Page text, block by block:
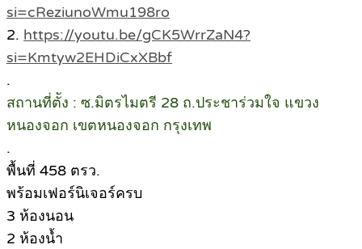
si=cReziunoWmu198ro
2. https://youtu.be/gCK5WrrZaN4?
si=Kmtyw2EHDiCxXBbf
.
สถานที่ตััง : ซ.มิตรไมตรี 28 ถ.ประชาร่วมใจ แขวง
หนองจอก เขตหนองจอก กรุงเทพ
.
พื้นที่ 458 ตรว.
พร้อมเฟอร์นิเจอร์ครบ
3 ห้องนอน
2 ห้องน้ำ